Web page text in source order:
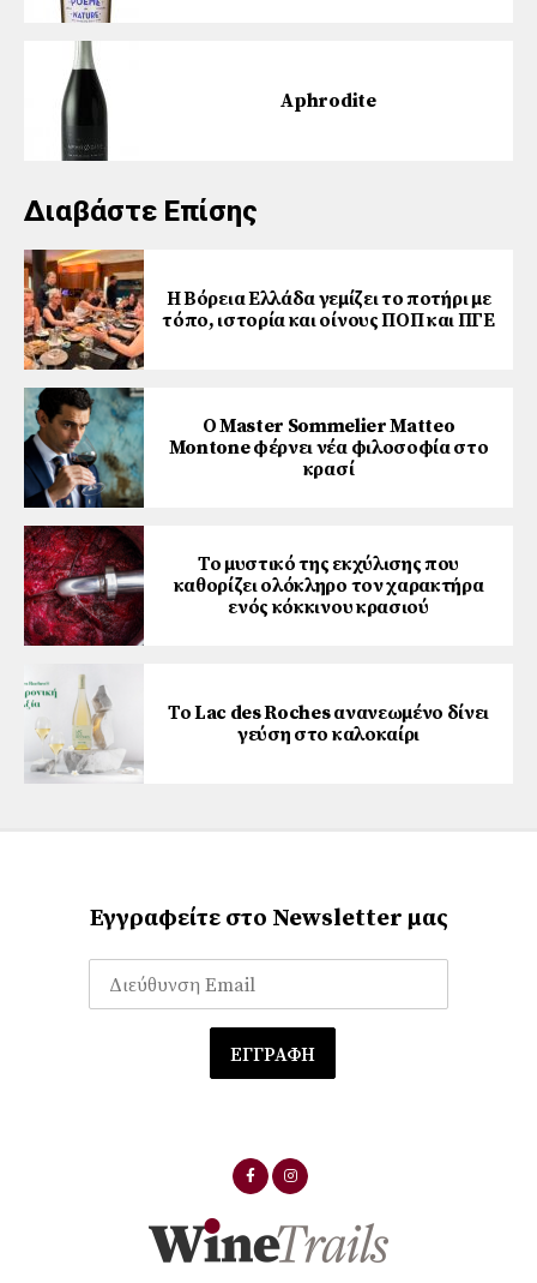
Aphrodite
Διαβάστε Επίσης
Η Βόρεια Ελλάδα γεμίζει το ποτήρι με
τόπο, ιστορία και οίνους ΠΟΠ και ΠΓΕ
Ο Master Sommelier Matteo
Montone φέρνει νέα φιλοσοφία στο
κρασί
Το μυστικό της εκχύλισης που
καθορίζει ολόκληρο τον χαρακτήρα
ενός κόκκινου κρασιού
Το Lac des Roches ανανεωμένο δίνει
γεύση στο καλοκαίρι
Εγγραφείτε στο Newsletter μας